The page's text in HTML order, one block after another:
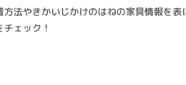
法やきかいじかけのはねの家具情報を
ェック！